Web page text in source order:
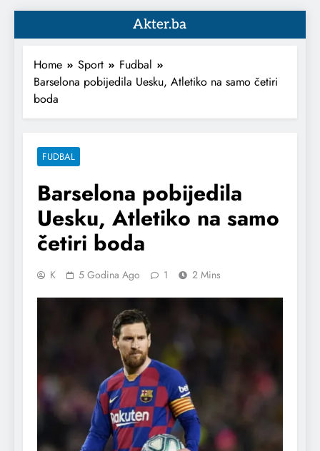
Akter.ba
Home Sport
Fudbal
Barselona pobijedila Uesku, Atletiko na samo četiri
boda
FUDBAL
Barselona pobijedila
Uesku, Atletiko na samo
četiri boda
K 5 Godina Ago 1 2 Mins